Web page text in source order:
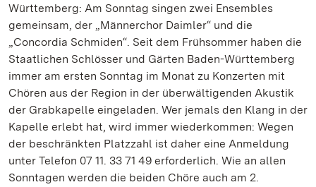
Württemberg: Am Sonntag singen zwei Ensembles
gemeinsam, der „Männerchor Daimler“ und die
„Concordia Schmiden“. Seit dem Frühsommer haben die
Staatlichen Schlösser und Gärten Baden-Württemberg
immer am ersten Sonntag im Monat zu Konzerten mit
Chören aus der Region in der überwältigenden Akustik
der Grabkapelle eingeladen. Wer jemals den Klang in der
Kapelle erlebt hat, wird immer wiederkommen: Wegen
der beschränkten Platzzahl ist daher eine Anmeldung
unter Telefon 07 11. 33 71 49 erforderlich. Wie an allen
Sonntagen werden die beiden Chöre auch am 2.